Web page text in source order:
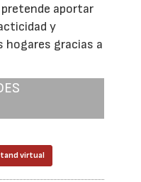
aportar
y
hogares gracias a
virtual